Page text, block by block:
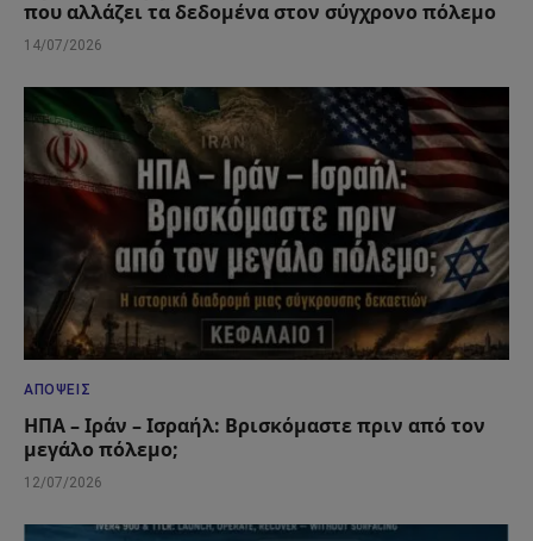
που αλλάζει τα δεδομένα στον σύγχρονο πόλεμο
14/07/2026
ΑΠΌΨΕΙΣ
ΗΠΑ – Ιράν – Ισραήλ: Βρισκόμαστε πριν από τον
μεγάλο πόλεμο;
12/07/2026